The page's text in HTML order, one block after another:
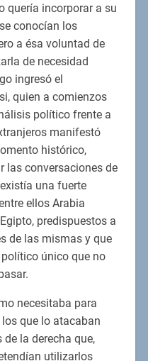
quería incorporar a su
conocían los
a ésa voluntad de
de necesidad
ingresó el
quien a comienzos
político frente a
manifestó
histórico,
las conversaciones de
una fuerte
ellos Arabia
predispuestos a
de las mismas y que
único que no
necesitaba para
que lo atacaban
la derecha que,
utilizarlos